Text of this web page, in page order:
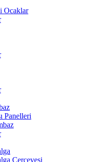
Ocaklar
Panelleri
Çerçevesi